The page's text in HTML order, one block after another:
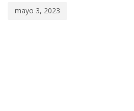
mayo 3, 2023